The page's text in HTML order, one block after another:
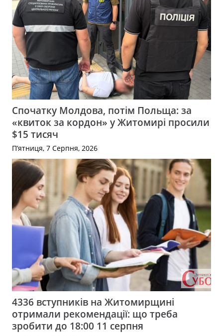
Спочатку Молдова, потім Польща: за
«квиток за кордон» у Житомирі просили
$15 тисяч
П’ятниця, 7 Серпня, 2026
4336 вступників на Житомирщині
отримали рекомендації: що треба
зробити до 18:00 11 серпня